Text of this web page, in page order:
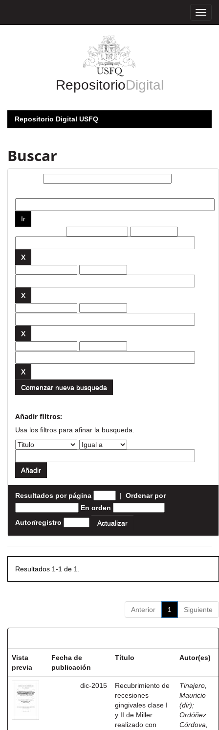
RepositorioDigital
Repositorio Digital USFQ
Buscar
Comenzar nueva busqueda
Añadir filtros:
Usa los filtros para afinar la busqueda.
Resultados por página | Ordenar por
En orden
Autor/registro
Resultados 1-1 de 1.
Anterior 1 Siguiente
Vista
previa
Fecha de
publicación
Título Autor(es)
dic-2015
Recubrimiento de
recesiones
gingivales clase I
y II de Miller
realizado con
Tinajero,
Mauricio
(dir);
Ordóñez
Córdova,